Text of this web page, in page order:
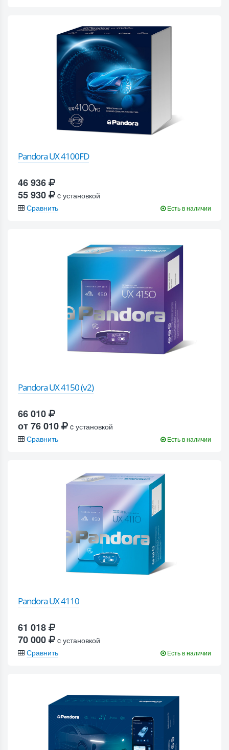
Pandora UX 4100FD
46 936
55 930
c установкой
Сравнить
Есть в наличии
Pandora UX 4150 (v2)
66 010
от 76 010
c установкой
Сравнить
Есть в наличии
Pandora UX 4110
61 018
70 000
c установкой
Сравнить
Есть в наличии